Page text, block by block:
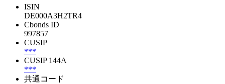
ISIN
DE000A3H2TR4
Cbonds ID
997857
CUSIP
***
CUSIP 144A
***
共通コード